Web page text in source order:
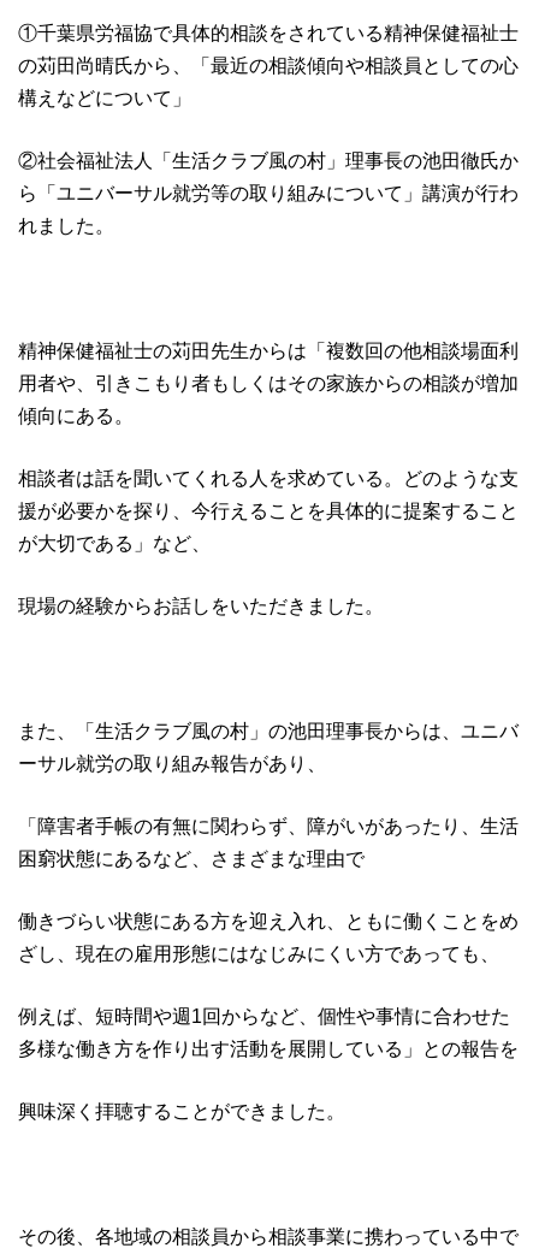
①千葉県労福協で具体的相談をされている精神保健福祉士
の苅田尚晴氏から、「最近の相談傾向や相談員としての心
構えなどについて」
②社会福祉法人「生活クラブ風の村」理事長の池田徹氏か
ら「ユニバーサル就労等の取り組みについて」講演が行わ
れました。
精神保健福祉士の苅田先生からは「複数回の他相談場面利
用者や、引きこもり者もしくはその家族からの相談が増加
傾向にある。
相談者は話を聞いてくれる人を求めている。どのような支
援が必要かを探り、今行えることを具体的に提案すること
が大切である」など、
現場の経験からお話しをいただきました。
また、「生活クラブ風の村」の池田理事長からは、ユニバ
ーサル就労の取り組み報告があり、
「障害者手帳の有無に関わらず、障がいがあったり、生活
困窮状態にあるなど、さまざまな理由で
働きづらい状態にある方を迎え入れ、ともに働くことをめ
ざし、現在の雇用形態にはなじみにくい方であっても、
例えば、短時間や週1回からなど、個性や事情に合わせた
多様な働き方を作り出す活動を展開している」との報告を
興味深く拝聴することができました。
その後、各地域の相談員から相談事業に携わっている中で